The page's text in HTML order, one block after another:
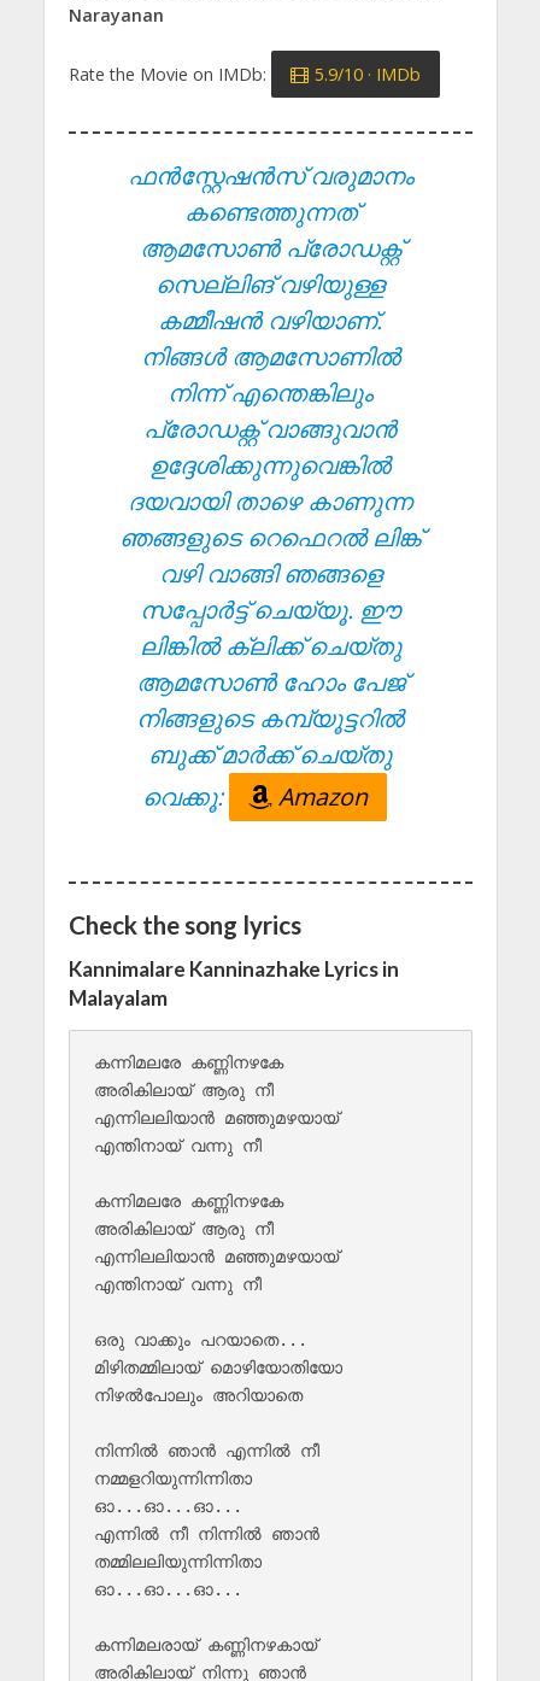
Narayanan
Rate the Movie on IMDb: 5.9/10 · IMDb
ഫൻസ്റ്റേഷൻസ് വരുമാനം
കണ്ടെത്തുന്നത്
ആമസോൺ പ്രോഡക്റ്റ്
സെല്ലിങ് വഴിയുള്ള
കമ്മീഷൻ വഴിയാണ്.
നിങ്ങൾ ആമസോണിൽ
നിന്ന് എന്തെങ്കിലും
പ്രോഡക്റ്റ് വാങ്ങുവാൻ
ഉദ്ദേശിക്കുന്നുവെങ്കിൽ
ദയവായി താഴെ കാണുന്ന
ഞങ്ങളുടെ റെഫെറൽ ലിങ്ക്
വഴി വാങ്ങി ഞങ്ങളെ
സപ്പോർട്ട് ചെയ്യൂ. ഈ
ലിങ്കിൽ ക്ലിക്ക് ചെയ്തു
ആമസോൺ ഹോം പേജ്
നിങ്ങളുടെ കമ്പ്യൂട്ടറിൽ
ബുക്ക് മാർക്ക് ചെയ്തു
വെക്കൂ:
Amazon
Check the song lyrics
Kannimalare Kanninazhake Lyrics in
Malayalam
കന്നിമലരേ കണ്ണിനഴകേ
അരികിലായ് ആരു നീ
എന്നിലലിയാൻ മഞ്ഞുമഴയായ്
എന്തിനായ് വന്നു നീ
കന്നിമലരേ കണ്ണിനഴകേ
അരികിലായ് ആരു നീ
എന്നിലലിയാൻ മഞ്ഞുമഴയായ്
എന്തിനായ് വന്നു നീ
ഒരു വാക്കും പറയാതെ...
മിഴിതമ്മിലായ് മൊഴിയോതിയോ
നിഴൽപോലും അറിയാതെ
നിന്നിൽ ഞാൻ എന്നിൽ നീ
നമ്മളറിയുന്നിന്നിതാ
ഓ...ഓ...ഓ...
എന്നിൽ നീ നിന്നിൽ ഞാൻ
തമ്മിലലിയുന്നിന്നിതാ
ഓ...ഓ...ഓ...
കന്നിമലരായ് കണ്ണിനഴകായ്
അരികിലായ് നിന്നു ഞാൻ